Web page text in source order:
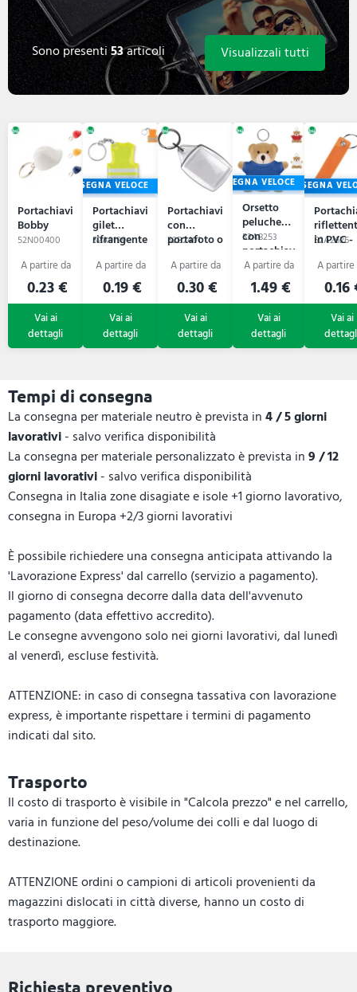
Sono presenti53articoli Visualizzali tutti
Portachiavi
Bobby
52N00400
0.23 €
CONSEGNA VELOCE
Portachiavi
gilet
rifrangente
RING
52A9199
0.19 €
Portachiavi
con
portafoto o
52B2401
0.30 €
CONSEGNA VELOCE
Orsetto
peluche
con
portachiav
- NIL
52A8253
1.49 €
CONSEGNA
in PVC -
52A2626
0.16
Tempi di consegna
La consegna per materiale neutro è prevista in4 / 5 giorni
lavorativi- salvo verifica disponibilità
La consegna per materiale personalizzato è prevista in9 / 12
giorni lavorativi- salvo verifica disponibilità
Consegna in Italia zone disagiate e isole +1 giorno lavorativo,
consegna in Europa +2/3 giorni lavorativi
È possibile richiedere una consegna anticipata attivando la
'Lavorazione Express' dal carrello (servizio a pagamento).
Il giorno di consegna decorre dalla data dell'avvenuto
pagamento (data effettivo accredito).
Le consegne avvengono solo nei giorni lavorativi, dal lunedì
al venerdì, escluse festività.
ATTENZIONE: in caso di consegna tassativa con lavorazione
express, è importante rispettare i termini di pagamento
indicati dal sito.
Trasporto
Il costo di trasporto è visibile in "Calcola prezzo" e nel carrello,
varia in funzione del peso/volume dei colli e dal luogo di
destinazione.
ATTENZIONE ordini o campioni di articoli provenienti da
magazzini dislocati in città diverse, hanno un costo di
trasporto maggiore.
Richiesta preventivo